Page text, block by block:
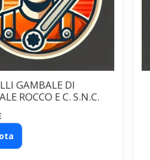
GAMBALE DI
ROCCO E C. S.N.C.